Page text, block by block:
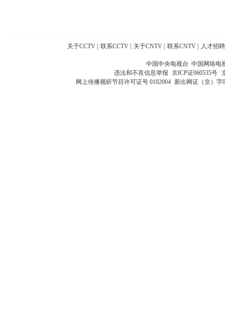
关于CCTV 联系CCTV 关于CNTV 联系CNTV 人才招聘
中国中央电视台 中国网络电
违法和不良信息举报 京ICP证060535号
网上传播视听节目许可证号 0102004 新出网证（京）